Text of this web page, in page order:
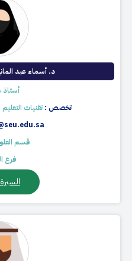
د. أسماء عبد
تخصص :تقنيات
قسم
فرع